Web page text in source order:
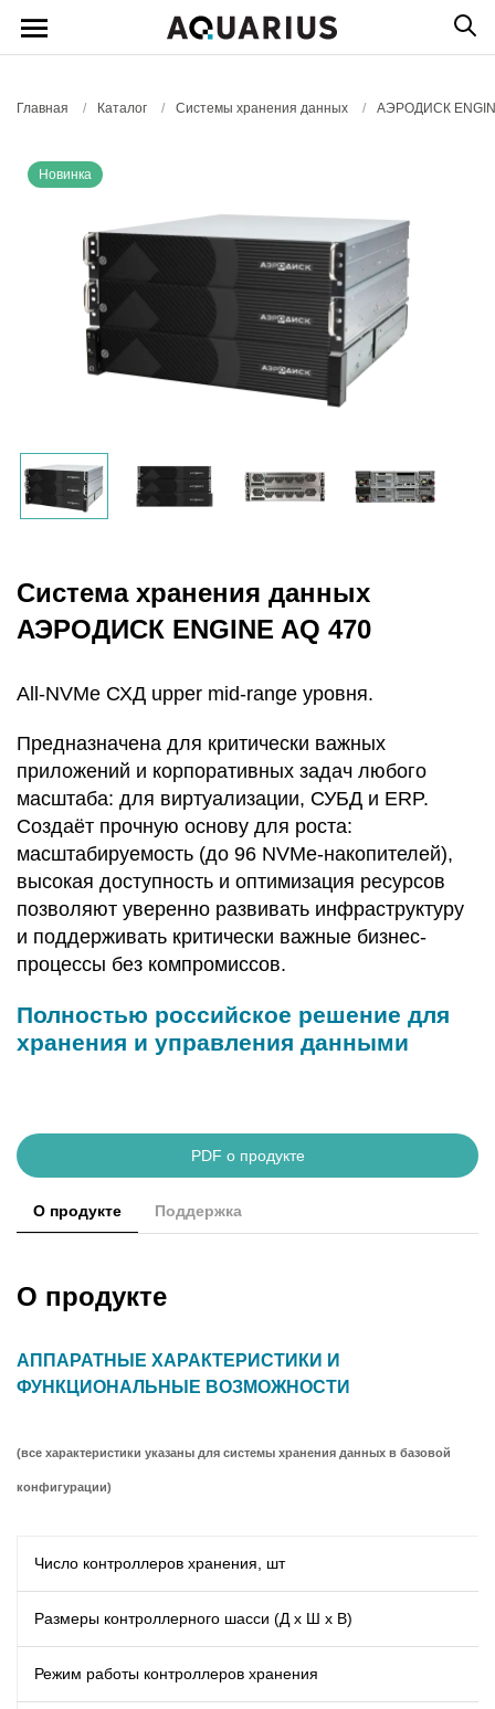
Главная / Каталог / Системы хранения данных / АЭРОДИСК
Новинка
Система хранения данных
АЭРОДИСК ENGINE AQ 470
Аll-NVMe СХД upper mid-range уровня.
Предназначена для критически важных
приложений и корпоративных задач любого
масштаба: для виртуализации, СУБД и ERP.
Создаёт прочную основу для роста:
масштабируемость (до 96 NVMe-накопителей),
высокая доступность и оптимизация ресурсов
позволяют уверенно развивать инфраструктуру
и поддерживать критически важные бизнес-
процессы без компромиссов.
Полностью российское решение для
хранения и управления данными
PDF о продукте
О продукте Поддержка
О продукте
АППАРАТНЫЕ ХАРАКТЕРИСТИКИ И
ФУНКЦИОНАЛЬНЫЕ ВОЗМОЖНОСТИ
(все характеристики указаны для системы хранения данных в базовой
конфигурации)
Число контроллеров хранения, шт
Размеры контроллерного шасси (Д x Ш x В)
Режим работы контроллеров хранения